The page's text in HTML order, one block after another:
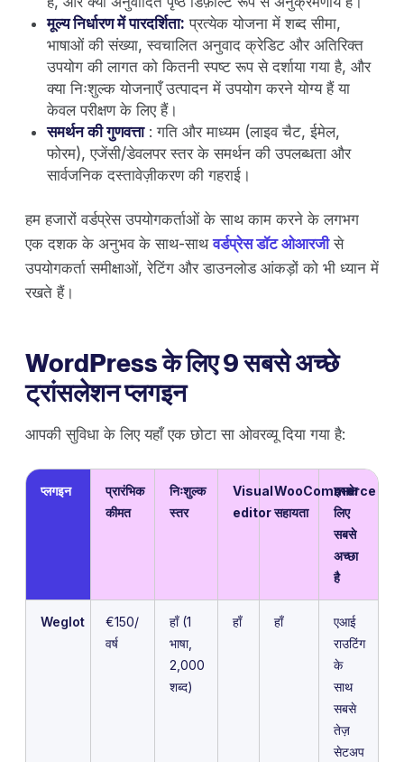
मूल्य निर्धारण में पारदर्शिता: प्रत्येक योजना में शब्द सीमा,
भाषाओं की संख्या, स्वचालित अनुवाद क्रेडिट और अतिरिक्त
उपयोग की लागत को कितनी स्पष्ट रूप से दर्शाया गया है, और
क्या निःशुल्क योजनाएँ उत्पादन में उपयोग करने योग्य हैं या
केवल परीक्षण के लिए हैं।
समर्थन की गुणवत्ता: गति और माध्यम (लाइव चैट, ईमेल,
फोरम), एजेंसी/डेवलपर स्तर के समर्थन की उपलब्धता और
सार्वजनिक दस्तावेज़ीकरण की गहराई।
हम हजारों वर्डप्रेस उपयोगकर्ताओं के साथ काम करने के लगभग
एक दशक के अनुभव के साथ-साथवर्डप्रेस डॉट ओआरजीसे
उपयोगकर्ता समीक्षाओं, रेटिंग और डाउनलोड आंकड़ों को भी ध्यान में
रखते हैं।
WordPress के लिए 9 सबसे अच्छे
ट्रांसलेशन प्लगइन
आपकी सुविधा के लिए यहाँ एक छोटा सा ओवरव्यू दिया गया है:
प्लगइन
प्रारंभिक
कीमत
निःशुल्क
स्तर
Visual
editor
WooCommerce
सहायता
इसके
लिए
सबसे
अच्छा
है
Weglot
€150/
वर्ष
हाँ (1
भाषा,
2,000
शब्द)
हाँ हाँ
एआई
राउटिंग
के
साथ
सबसे
तेज़
सेटअप